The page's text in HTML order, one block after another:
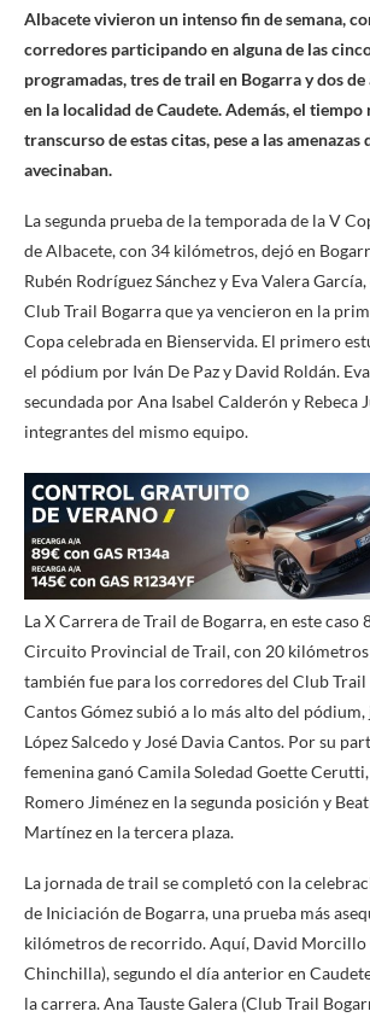
Albacete vivieron un intenso fin de semana,
corredores participando en alguna de las
programadas, tres de trail en Bogarra y dos
en la localidad de Caudete. Además, el
transcurso de estas citas, pese a las amenazas
avecinaban.
La segunda prueba de la temporada de la V
de Albacete, con 34 kilómetros, dejó en
Rubén Rodríguez Sánchez y Eva Valera
Club Trail Bogarra que ya vencieron en la
Copa celebrada en Bienservida. El primero
el pódium por Iván De Paz y David Roldán.
secundada por Ana Isabel Calderón y Rebeca
integrantes del mismo equipo.
La X Carrera de Trail de Bogarra, en este caso
Circuito Provincial de Trail, con 20
también fue para los corredores del Club
Cantos Gómez subió a lo más alto del
López Salcedo y José Davia Cantos. Por su
femenina ganó Camila Soledad Goette
Romero Jiménez en la segunda posición y
Martínez en la tercera plaza.
La jornada de trail se completó con la
de Iniciación de Bogarra, una prueba más
kilómetros de recorrido. Aquí, David Morcillo
Chinchilla), segundo el día anterior en
la carrera. Ana Tauste Galera (Club Trail